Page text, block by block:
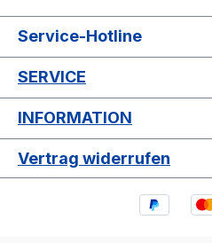
Service-Hotline
SERVICE
INFORMATION
Vertrag widerrufen